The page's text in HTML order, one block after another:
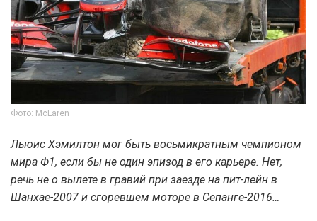
Фото: McLaren
Льюис Хэмилтон мог быть восьмикратным чемпионом
мира Ф1, если бы не один эпизод в его карьере. Нет,
речь не о вылете в гравий при заезде на пит-лейн в
Шанхае-2007 и сгоревшем моторе в Сепанге-2016…